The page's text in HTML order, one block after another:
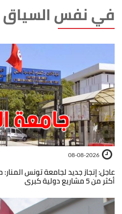
في نفس السياق
08-08-2026
عاجل: إنجاز جديد لجامعة تونس
أكثر من 5 مشاريع دولية كبرى